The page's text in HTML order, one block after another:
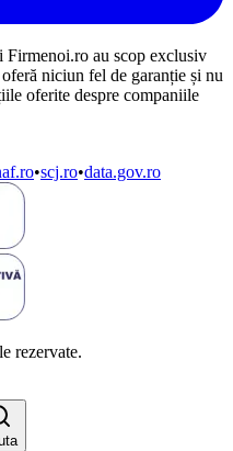
au scop exclusiv
niciun fel de garanție și nu
oferite despre companiile
•scj.ro•data.gov.ro
rezervate.